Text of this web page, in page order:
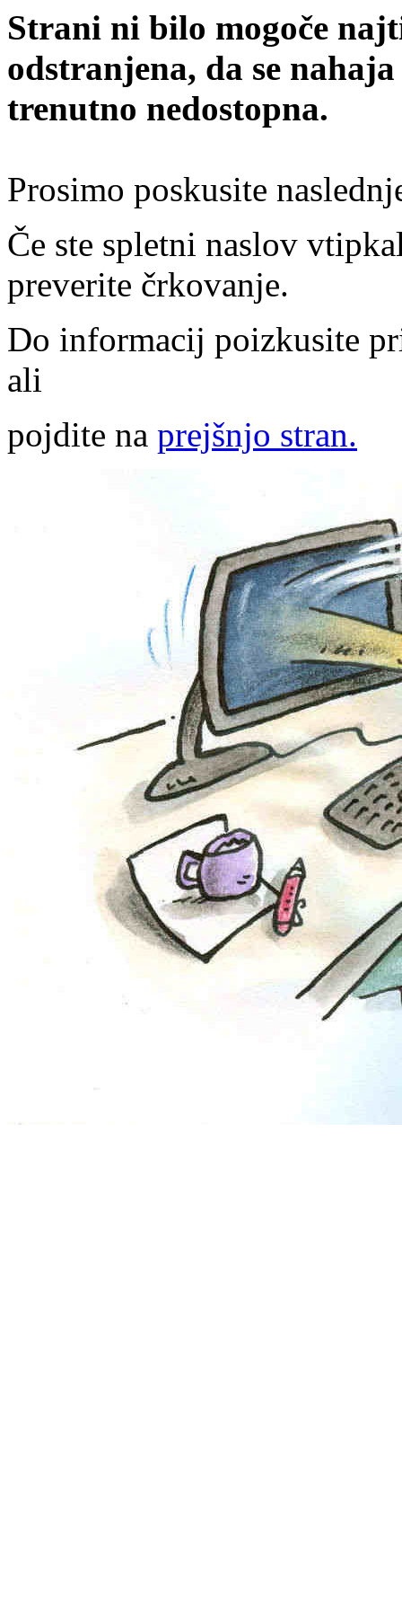
Strani ni bilo mogoče
odstranjena, da se
trenutno nedostopna.
Prosimo poskusite
Če ste spletni naslov
preverite črkovanje.
Do informacij poizkusite
ali
pojdite na prejšnjo stran.